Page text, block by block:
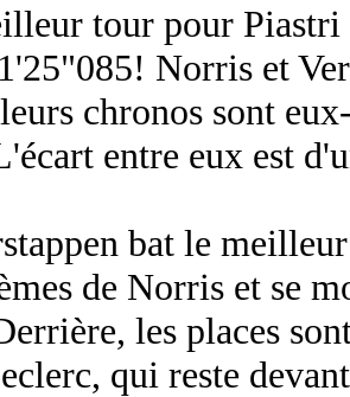
tour pour Piastri
Norris et
chronos sont
entre eux est
bat le
de Norris et se
les places
qui reste